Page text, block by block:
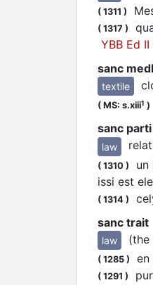
( 1311 )
( 1317 )
YBB Ed
sanc
textile
( MS: s.xiii1 )
sanc parti
law
( 1310 )
un
issi est
( 1314 )
sanc trait
law (the
( 1285 ) en
( 1291 )